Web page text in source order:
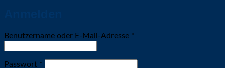
Benutzername oder E-Mail-Adresse *
Passwort *